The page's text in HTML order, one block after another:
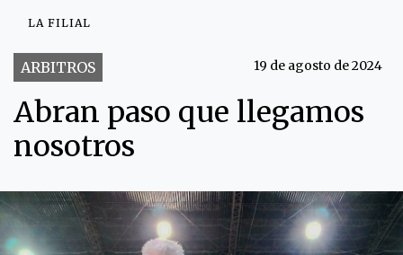
LA FILIAL
ARBITROS 19 de agosto de 2024
Abran paso que llegamos
nosotros